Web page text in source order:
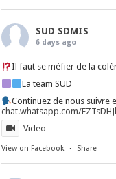
SUD SDMIS
6 days ago
Il faut se méfier de la
La team SUD
Continuez de nous suivre
chat.whatsapp.com/
Video
View on Facebook · Share